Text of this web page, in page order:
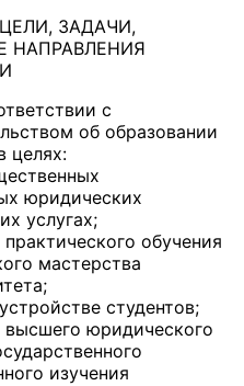
НАПРАВЛЕНИЯ
с
об образовании
целях:
юридических
услугах;
обучения
мастерства
студентов;
юридического
изучения